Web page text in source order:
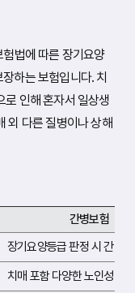
법에 따른 장기요양
하는 보험입니다. 치
로 인해 혼자서 일상생
외 다른 질병이나 상해
간병보험
장기요양등급 판정 시 간병비
치매 포함 다양한 노인성 질